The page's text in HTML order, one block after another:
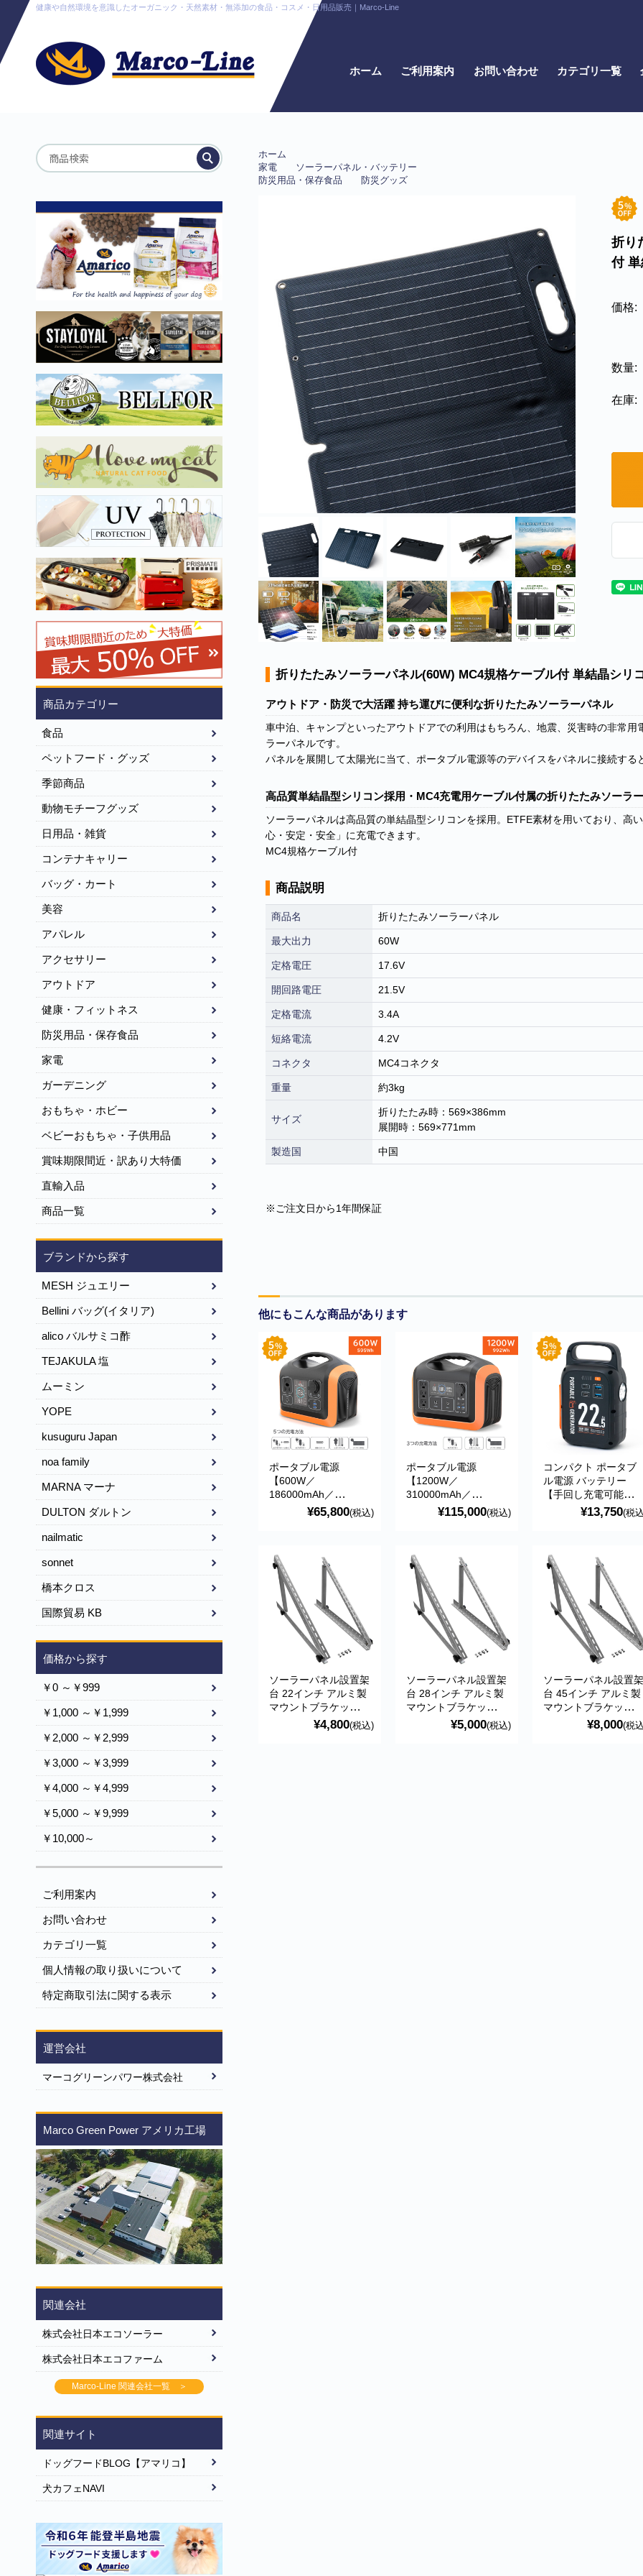
健康や自然環境を意識したオーガニック・天然素材・無添加の食品・コスメ・日用品販売｜Marco-Line
ホーム ご利用案内 お問い合わせ カテゴリ一覧
ホーム
家電
ソーラーパネル・バッテリー
防災用品・保存食品
防災グッズ
折り
付
価格:
数量:
在庫:
折りたたみソーラーパネル(60W) MC4規格ケーブル付 単結晶シリ
アウトドア・防災で大活躍 持ち運びに便利な折りたたみソーラーパネル
車中泊、キャンプといったアウトドアでの利用はもちろん、地震、災害時の非常
ラーパネルです。
パネルを展開して太陽光に当て、ポータブル電源等のデバイスをパネルに接続する
高品質単結晶型シリコン採用・MC4充電用ケーブル付属の折りたたみソーラ
ソーラーパネルは高品質の単結晶型シリコンを採用。ETFE素材を用いており、高
心・安定・安全」に充電できます。
MC4規格ケーブル付
商品説明
商品名 折りたたみソーラーパネル
最大出力 60W
定格電圧 17.6V
開回路電圧 21.5V
定格電流 3.4A
短絡電流 4.2V
コネクタ MC4コネクタ
重量 約3kg
サイズ
折りたたみ時：569×386mm
展開時：569×771mm
製造国 中国
※ご注文日から1年間保証
他にもこんな商品があります
ポータブル電源
【600W／
186000mAh／
595Wh】LiFePO4リ
ン酸鉄リチウムイオン
量・使用時間・電力表
示) 大型LEDライト ア
ウトドア・キャンプ・
防災用品 SP-UPP-
600J
¥65,800(税込)
ポータブル電源
【1200W／
310000mAh／
992Wh】LiFePO4リ
ン酸鉄リチウムイオン
量・使用時間・電力表
示) 大型LEDライト ア
ウトドア・キャンプ・
防災用品
¥115,000(税込)
コンパクト ポータブ
ル電源 バッテリー
【手回し充電可能】
83.25Wh 22500mAh
3段階調節LEDライト
ア・防災・旅行
¥13,750(税
ソーラーパネル設置架
台 22インチ アルミ製
マウントブラケット
556×556×290mm 角
度調整可能 太陽光発
¥4,800(税込)
ソーラーパネル設置架
台 28インチ アルミ製
マウントブラケット
712×712×375mm 角
度調整可能 YL-ATT-
¥5,000(税込)
ソーラーパネル設置架
台 45インチ アルミ製
マウントブラケット
1148×1148×575mm
角度調整可能 YL-ATT-
¥8,000(税
商品カテゴリー
食品
ペットフード・グッズ
季節商品
動物モチーフグッズ
日用品・雑貨
コンテナキャリー
バッグ・カート
美容
アパレル
アクセサリー
アウトドア
健康・フィットネス
防災用品・保存食品
家電
ガーデニング
おもちゃ・ホビー
ベビーおもちゃ・子供用品
賞味期限間近・訳あり大特価
直輸入品
商品一覧
ブランドから探す
MESH ジュエリー
Bellini バッグ(イタリア)
alico バルサミコ酢
TEJAKULA 塩
ムーミン
YOPE
kusuguru Japan
noa family
MARNA マーナ
DULTON ダルトン
nailmatic
sonnet
橋本クロス
国際貿易 KB
価格から探す
￥0 ～￥999
￥1,000 ～￥1,999
￥2,000 ～￥2,999
￥3,000 ～￥3,999
￥4,000 ～￥4,999
￥5,000 ～￥9,999
￥10,000～
ご利用案内
お問い合わせ
カテゴリ一覧
個人情報の取り扱いについて
特定商取引法に関する表示
運営会社
マーコグリーンパワー株式会社
Marco Green Power アメリカ工場
関連会社
株式会社日本エコソーラー
株式会社日本エコファーム
Marco-Line 関連会社一覧 ＞
関連サイト
ドッグフードBLOG【アマリコ】
犬カフェNAVI